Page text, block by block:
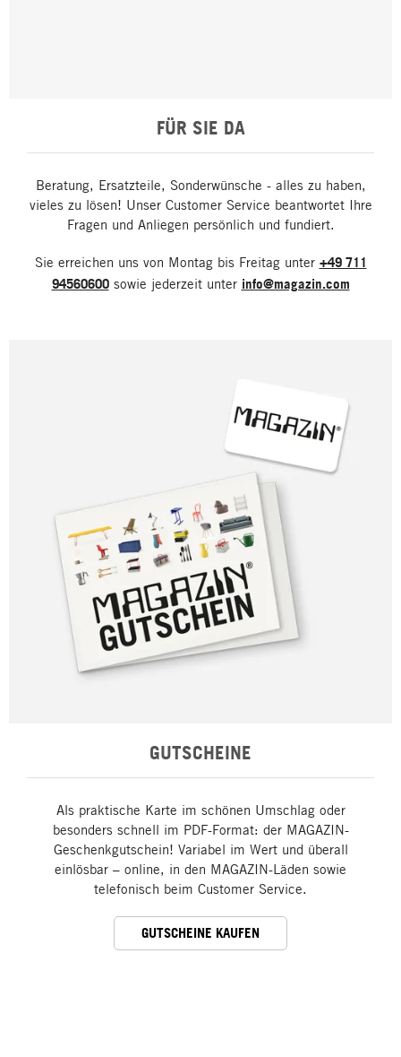
FÜR SIE DA
Beratung, Ersatzteile, Sonderwünsche - alles zu haben,
vieles zu lösen! Unser Customer Service beantwortet Ihre
Fragen und Anliegen persönlich und fundiert.
Sie erreichen uns von Montag bis Freitag unter +49 711
94560600sowie jederzeit unter info@magazin.com
GUTSCHEINE
Als praktische Karte im schönen Umschlag oder
besonders schnell im PDF-Format: der MAGAZIN-
Geschenkgutschein! Variabel im Wert und überall
einlösbar – online, in den MAGAZIN-Läden sowie
telefonisch beim Customer Service.
GUTSCHEINE KAUFEN